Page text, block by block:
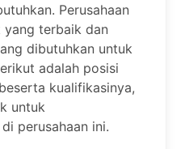
Perusahaan
yang terbaik dan
dibutuhkan untuk
adalah posisi
kualifikasinya,
untuk
perusahaan ini.